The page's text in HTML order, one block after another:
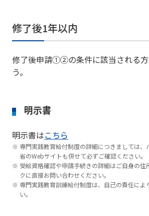
修了後1年以内
修了後申請①②の条件に該当される
う。
明示書
明示書はこちら
専門実践教育給付制度の詳細につきましては、
省のWebサイトも併せて必ずご確認ください。
受給資格確認や申請手続きの詳細はご自身の住
クに直接お問い合わせください。
専門実践教育訓練給付制度は、自己の責任によ
い。